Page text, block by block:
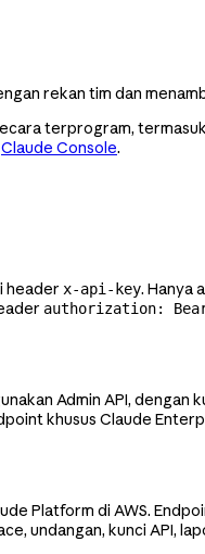
rekan tim dan
terprogram,
Claude Console.
header x-api-key. Hanya
authorization:
Admin API,
khusus Claude
Platform di AWS.
undangan, kunci API,